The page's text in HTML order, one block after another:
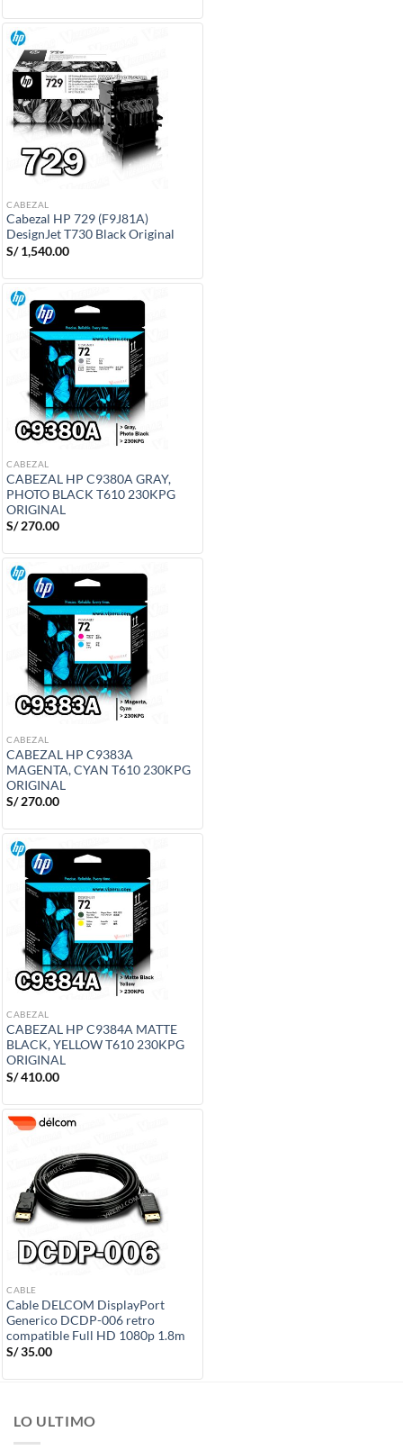
CABEZAL
Cabezal HP 729 (F9J81A)
DesignJet T730 Black Original
S/1,540.00
CABEZAL
CABEZAL HP C9380A GRAY,
PHOTO BLACK T610 230KPG
ORIGINAL
S/270.00
CABEZAL
CABEZAL HP C9383A
MAGENTA, CYAN T610 230KPG
ORIGINAL
S/270.00
CABEZAL
CABEZAL HP C9384A MATTE
BLACK, YELLOW T610 230KPG
ORIGINAL
S/410.00
CABLE
Cable DELCOM DisplayPort
Generico DCDP-006 retro
compatible Full HD 1080p 1.8m
S/35.00
LO ULTIMO